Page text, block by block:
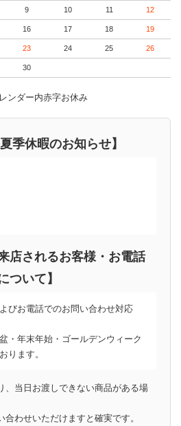
9 10 11 12
16 17 18 19
23 24 25 26
30
ンダー内赤字お休み
季休暇のお知らせ】
店されるお客様・お電話
ついて】
びお電話でのお問い合わせ対応
・年末年始・ゴールデンウィーク
ります。
、当日お渡しできない商品がある場
わせいただけますと確実です。